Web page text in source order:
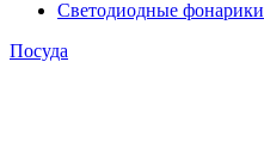
Светодиодные фонарики
Посуда